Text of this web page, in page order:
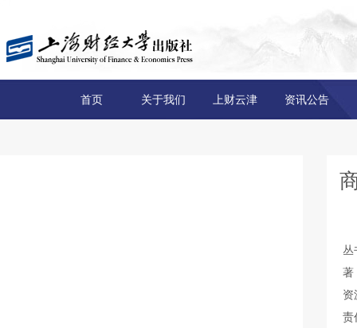
首页 关于我们 上财云津 资讯公告
丛
著
资
责